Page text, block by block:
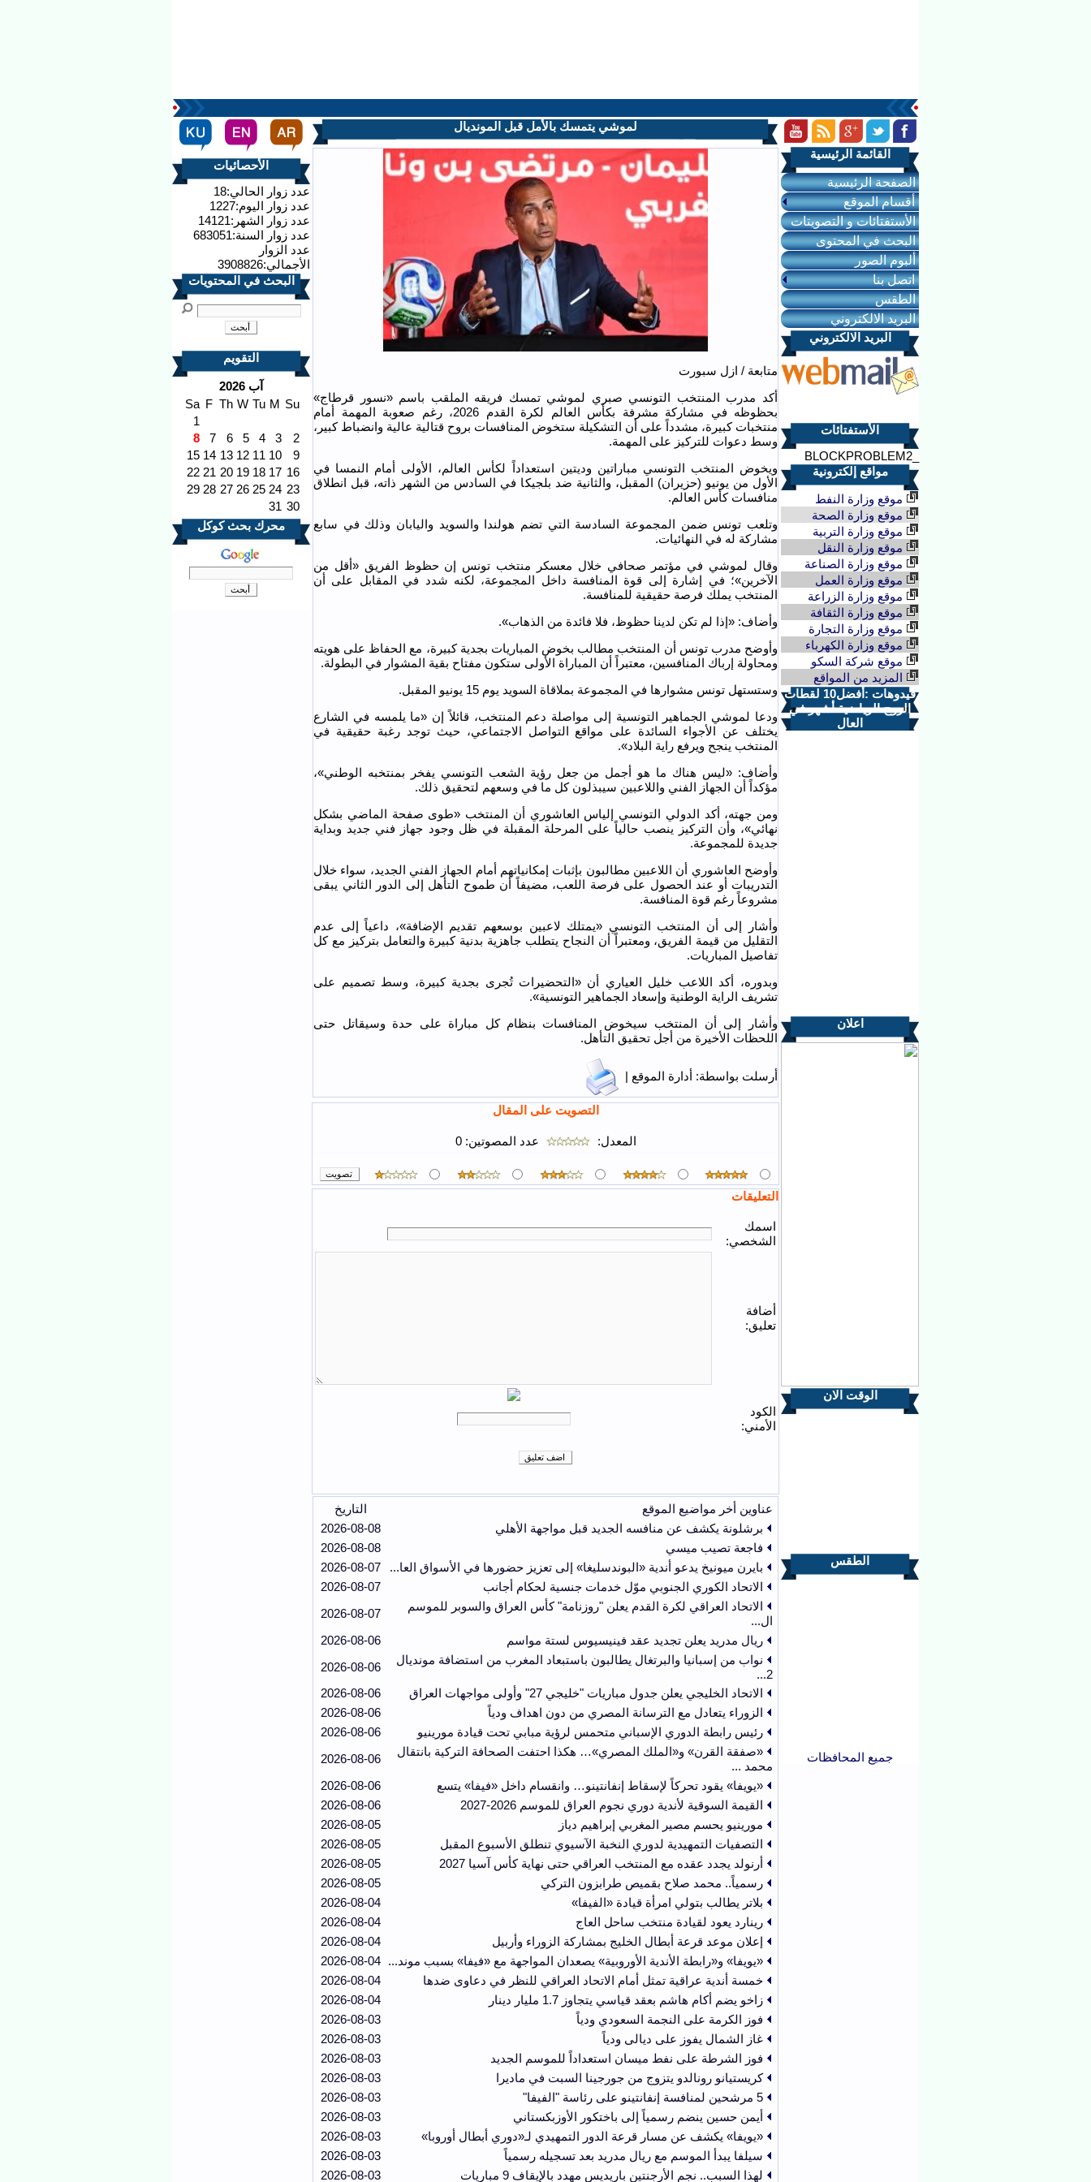
القائمة الرئيسية
الصفحة الرئيسية
أقسام الموقع
الأستفتائات و التصويتات
البحث في المحتوى
ألبوم الصور
اتصل بنا
الطقس
البريد الالكتروني
البريد الالكتروني
الأستفتائات
مواقع إلكترونية
موقع وزارة النفط
موقع وزارة الصحة
موقع وزارة التربية
موقع وزارة النقل
موقع وزارة الصناعة
موقع وزارة العمل
موقع وزارة الزراعة
موقع وزارة الثقافة
موقع وزارة التجارة
موقع وزارة الكهرباء
موقع شركة السكو
المزيد من المواقع
فيدوهات :أفضل10 لقطات
الروح الرياضية أشهر في
العال
اعلان
الوقت الان
الطقس
جميع المحافظات
لموشي يتمسك بالأمل قبل المونديال
متابعة / ازل سبورت
أكد مدرب المنتخب التونسي صبري لموشي تمسك فريقه الملقب باسم «نسور قرطاج»
بحظوظه في مشاركة مشرفة بكأس العالم لكرة القدم 2026، رغم صعوبة المهمة أمام
منتخبات كبيرة، مشدداً على أن التشكيلة ستخوض المنافسات بروح قتالية عالية وانضباط كبير،
وسط دعوات للتركيز على المهمة.
ويخوض المنتخب التونسي مباراتين وديتين استعداداً لكأس العالم، الأولى أمام النمسا في
الأول من يونيو (حزيران) المقبل، والثانية ضد بلجيكا في السادس من الشهر ذاته، قبل انطلاق
منافسات كأس العالم.
وتلعب تونس ضمن المجموعة السادسة التي تضم هولندا والسويد واليابان وذلك في سابع
مشاركة له في النهائيات.
وقال لموشي في مؤتمر صحافي خلال معسكر منتخب تونس إن حظوظ الفريق «أقل من
الآخرين»؛ في إشارة إلى قوة المنافسة داخل المجموعة، لكنه شدد في المقابل على أن
المنتخب يملك فرصة حقيقية للمنافسة.
وأضاف: «إذا لم تكن لدينا حظوظ، فلا فائدة من الذهاب».
وأوضح مدرب تونس أن المنتخب مطالب بخوض المباريات بجدية كبيرة، مع الحفاظ على هويته
ومحاولة إرباك المنافسين، معتبراً أن المباراة الأولى ستكون مفتاح بقية المشوار في البطولة.
وستستهل تونس مشوارها في المجموعة بملاقاة السويد يوم 15 يونيو المقبل.
ودعا لموشي الجماهير التونسية إلى مواصلة دعم المنتخب، قائلاً إن «ما يلمسه في الشارع
يختلف عن الأجواء السائدة على مواقع التواصل الاجتماعي، حيث توجد رغبة حقيقية في
المنتخب ينجح ويرفع راية البلاد».
وأضاف: «ليس هناك ما هو أجمل من جعل رؤية الشعب التونسي يفخر بمنتخبه الوطني»،
مؤكداً أن الجهاز الفني واللاعبين سيبذلون كل ما في وسعهم لتحقيق ذلك.
ومن جهته، أكد الدولي التونسي إلياس العاشوري أن المنتخب «طوى صفحة الماضي بشكل
نهائي»، وأن التركيز ينصب حالياً على المرحلة المقبلة في ظل وجود جهاز فني جديد وبداية
جديدة للمجموعة.
وأوضح العاشوري أن اللاعبين مطالبون بإثبات إمكانياتهم أمام الجهاز الفني الجديد، سواء خلال
التدريبات أو عند الحصول على فرصة اللعب، مضيفاً أن طموح التأهل إلى الدور الثاني يبقى
مشروعاً رغم قوة المنافسة.
وأشار إلى أن المنتخب التونسي «يمتلك لاعبين بوسعهم تقديم الإضافة»، داعياً إلى عدم
التقليل من قيمة الفريق، ومعتبراً أن النجاح يتطلب جاهزية بدنية كبيرة والتعامل بتركيز مع كل
تفاصيل المباريات.
وبدوره، أكد اللاعب خليل العياري أن «التحضيرات تُجرى بجدية كبيرة، وسط تصميم على
تشريف الراية الوطنية وإسعاد الجماهير التونسية».
وأشار إلى أن المنتخب سيخوض المنافسات بنظام كل مباراة على حدة وسيقاتل حتى
اللحظات الأخيرة من أجل تحقيق التأهل.
أرسلت بواسطة: أدارة الموقع |
التصويت على المقال
المعدل: عدد المصوتين: 0
التعليقات
اسمك
الشخصي:
أضافة
تعليق:
الكود
الأمني:
عناوين أخر مواضيع الموقع
التاريخ
برشلونة يكشف عن منافسه الجديد قبل مواجهة الأهلي
2026-08-08
فاجعة تصيب ميسي
2026-08-08
بايرن ميونيخ يدعو أندية «البوندسليغا» إلى تعزيز حضورها في الأسواق العا...
2026-08-07
الاتحاد الكوري الجنوبي موّل خدمات جنسية لحكام أجانب
2026-08-07
الاتحاد العراقي لكرة القدم يعلن "روزنامة" كأس العراق والسوبر للموسم
ال...
2026-08-07
ريال مدريد يعلن تجديد عقد فينيسيوس لستة مواسم
2026-08-06
نواب من إسبانيا والبرتغال يطالبون باستبعاد المغرب من استضافة مونديال
2...
2026-08-06
الاتحاد الخليجي يعلن جدول مباريات "خليجي 27" وأولى مواجهات العراق
2026-08-06
الزوراء يتعادل مع الترسانة المصري من دون اهداف ودياً
2026-08-06
رئيس رابطة الدوري الإسباني متحمس لرؤية مبابي تحت قيادة مورينيو
2026-08-06
«صفقة القرن» و«الملك المصري»… هكذا احتفت الصحافة التركية بانتقال
محمد ...
2026-08-06
«يويفا» يقود تحركاً لإسقاط إنفانتينو… وانقسام داخل «فيفا» يتسع
2026-08-06
القيمة السوقية لأندية دوري نجوم العراق للموسم 2026-2027
2026-08-06
مورينيو يحسم مصير المغربي إبراهيم دياز
2026-08-05
التصفيات التمهيدية لدوري النخبة الآسيوي تنطلق الأسبوع المقبل
2026-08-05
أرنولد يجدد عقده مع المنتخب العراقي حتى نهاية كأس آسيا 2027
2026-08-05
رسمياً.. محمد صلاح بقميص طرابزون التركي
2026-08-05
بلاتر يطالب بتولي امرأة قيادة «الفيفا»
2026-08-04
رينارد يعود لقيادة منتخب ساحل العاج
2026-08-04
إعلان موعد قرعة أبطال الخليج بمشاركة الزوراء وأربيل
2026-08-04
«يويفا» و«رابطة الأندية الأوروبية» يصعدان المواجهة مع «فيفا» بسبب موند...
2026-08-04
خمسة أندية عراقية تمثل أمام الاتحاد العراقي للنظر في دعاوى ضدها
2026-08-04
زاخو يضم أكام هاشم بعقد قياسي يتجاوز 1.7 مليار دينار
2026-08-04
فوز الكرمة على النجمة السعودي ودياً
2026-08-03
غاز الشمال يفوز على ديالى ودياً
2026-08-03
فوز الشرطة على نفط ميسان استعداداً للموسم الجديد
2026-08-03
كريستيانو رونالدو يتزوج من جورجينا السبت في ماديرا
2026-08-03
5 مرشحين لمنافسة إنفانتينو على رئاسة "الفيفا"
2026-08-03
أيمن حسين ينضم رسمياً إلى باختكور الأوزبكستاني
2026-08-03
«يويفا» يكشف عن مسار قرعة الدور التمهيدي لـ«دوري أبطال أوروبا»
2026-08-03
سيلفا يبدأ الموسم مع ريال مدريد بعد تسجيله رسمياً
2026-08-03
لهذا السبب.. نجم الأرجنتين باريديس مهدد بالإيقاف 9 مباريات
2026-08-03
الأحصائيات
عدد زوار الحالي:18
عدد زوار اليوم:1227
عدد زوار الشهر:14121
عدد زوار السنة:683051
عدد الزوار
الأجمالي:3908826
البحث في المحتويات
التقويم
آب 2026
Su
M
Tu
W
Th
F
Sa
1
2
3
4
5
6
7
8
9
10
11
12
13
14
15
16
17
18
19
20
21
22
23
24
25
26
27
28
29
30
31
محرك بحث كوكل